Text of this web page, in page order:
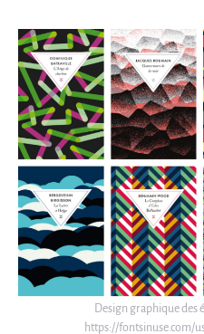
Design graphique des
https://fontsinuse.com/